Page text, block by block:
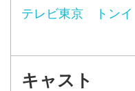
テレビ東京 トンイ
キャスト